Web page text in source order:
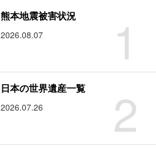
1
熊本地震被害状況
2026.08.07
2
日本の世界遺産一覧
2026.07.26